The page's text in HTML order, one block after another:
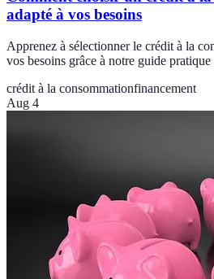
adapté à vos besoins
Apprenez à sélectionner le crédit à la
vos besoins grâce à notre guide pratique
crédit à la consommationfinancement
Aug 4